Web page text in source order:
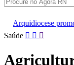
Dia D para
Pular
conteúdo
Saúde